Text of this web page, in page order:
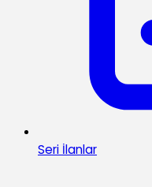
Seri İlanlar